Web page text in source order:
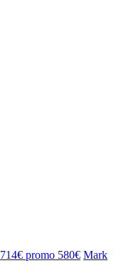
promo 580€ Mark